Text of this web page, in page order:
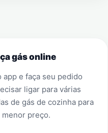
gás online
app e faça seu pedido
ligar para várias
de gás de cozinha para
menor preço.